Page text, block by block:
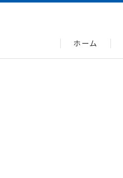
ホーム